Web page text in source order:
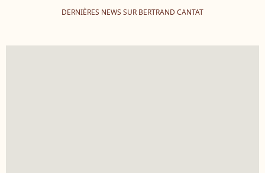
DERNIÈRES NEWS SUR BERTRAND CANTAT